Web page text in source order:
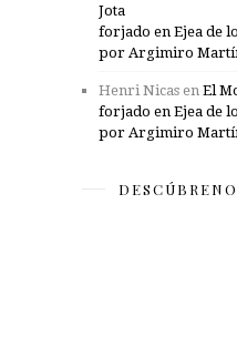
Jota
forjado en Ejea de
por Argimiro
Henri Nicas en El
forjado en Ejea de
por Argimiro